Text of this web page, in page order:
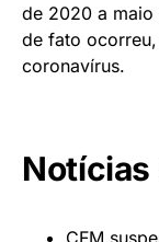
de 2020 a maio
de fato
coronavírus.
Notícias